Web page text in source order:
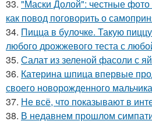
33. "Маски Долой": честные
как повод поговорить о
34. Пицца в булочке. Такую
любого дрожжевого теста с
35. Салат из зеленой фасоли с
36. Катерина шпица впервые
своего новорожденного
37. Не всё, что показывают в
38. В недавнем прошлом